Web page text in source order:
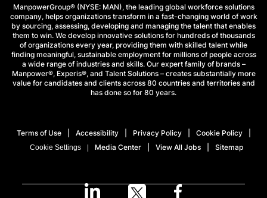
ManpowerGroup® (NYSE: MAN), the leading global workforce solutions
company, helps organizations transform in a fast-changing world of work
by sourcing, assessing, developing and managing the talent that enables
them to win. We develop innovative solutions for hundreds of thousands
of organizations every year, providing them with skilled talent while
finding meaningful, sustainable employment for millions of people across
a wide range of industries and skills. Our expert family of brands –
Manpower®, Experis®, and Talent Solutions – creates substantially more
value for candidates and clients across 80 countries and territories and
has done so for 80 years.
Terms of Use Accessibility Privacy Policy Cookie Policy
Cookie Settings Media Center View All Jobs Sitemap